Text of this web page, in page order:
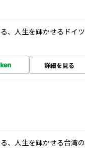
、人生を輝かせるドイツ
詳細を見る
、人生を輝かせる台湾の